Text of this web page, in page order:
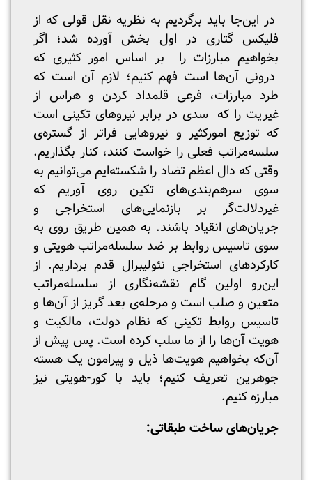
در این‌جا باید برگردیم به نظریه نقل قولی که از
فلیکس گتاری در اول بخش آورده شد؛ اگر
بخواهیم مبارزات را بر اساس امور کثیری که
درونی آن‌ها است فهم کنیم؛ لازم آن است که
طرد مبارزات، فرعی قلمداد کردن و هراس از
غیریت را که سدی در برابر نیرو‌های تکینی است
که توزیع امورکثیر و نیرو‌هایی فراتر از گستره‌ی
سلسه‌مراتب فعلی را خواست کنند، کنار بگذاریم.
وقتی که دال اعظم تضاد را شکسته‌ایم می‌توانیم به
سوی سرهم‌بندی‌های تکین روی آوریم که
غیردلالت‌گر بر بازنمایی‌های استخراجی و
جریان‌های انقیاد باشند. به همین طریق روی به
سوی تاسیس روابط بر ضد سلسله‌مراتب هویتی و
کارکرد‌های استخراجی نئولیبرال قدم برداریم. از
این‌رو اولین گام نقشه‌نگاری از سلسله‌مراتب
متعین و صلب است و مرحله‌‌ی بعد گریز از آن‌ها و
تاسیس روابط تکینی که نظام دولت، مالکیت و
هویت آن‌ها را از ما سلب کرده است. پس پیش از
آن‌که بخواهیم هویت‌ها ذیل و پیرامون یک هسته
جوهرین تعریف کنیم؛ باید با کور-هویتی نیز
مبارزه کنیم.
جریان‌های ساخت طبقاتی: